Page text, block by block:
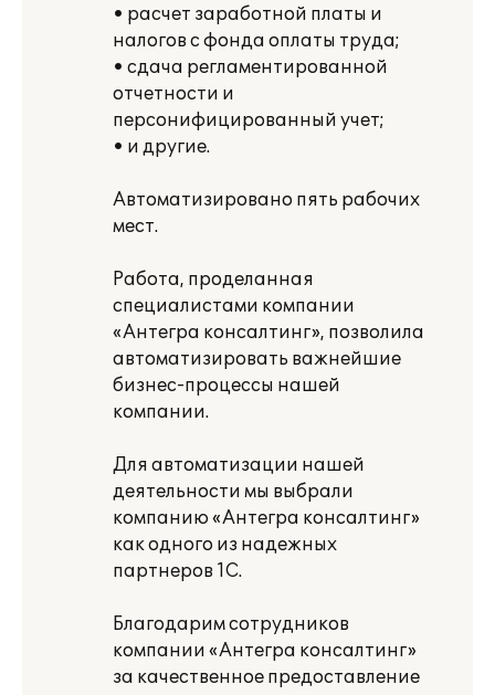
• расчет заработной платы и
налогов с фонда оплаты труда;
• сдача регламентированной
отчетности и
персонифицированный учет;
• и другие.
Автоматизировано пять рабочих
мест.
Работа, проделанная
специалистами компании
«Антегра консалтинг», позволила
автоматизировать важнейшие
бизнес-процессы нашей
компании.
Для автоматизации нашей
деятельности мы выбрали
компанию «Антегра консалтинг»
как одного из надежных
партнеров 1С.
Благодарим сотрудников
компании «Антегра консалтинг»
за качественное предоставление